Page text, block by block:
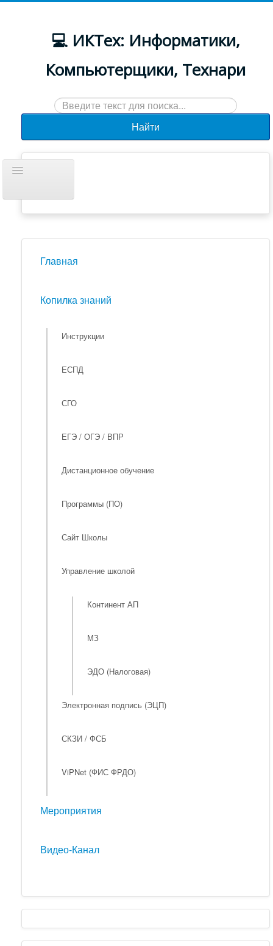
💻 ИКТех: Информатики,
Компьютерщики, Технари
Искать...
Найти
навигацию
Новости
Главная
Копилка знаний
Инструкции
ЕСПД
СГО
ЕГЭ / ОГЭ / ВПР
Дистанционное обучение
Программы (ПО)
Сайт Школы
Управление школой
Континент АП
МЗ
ЭДО (Налоговая)
Электронная подпись (ЭЦП)
СКЗИ / ФСБ
ViPNet (ФИС ФРДО)
Мероприятия
Видео-Канал